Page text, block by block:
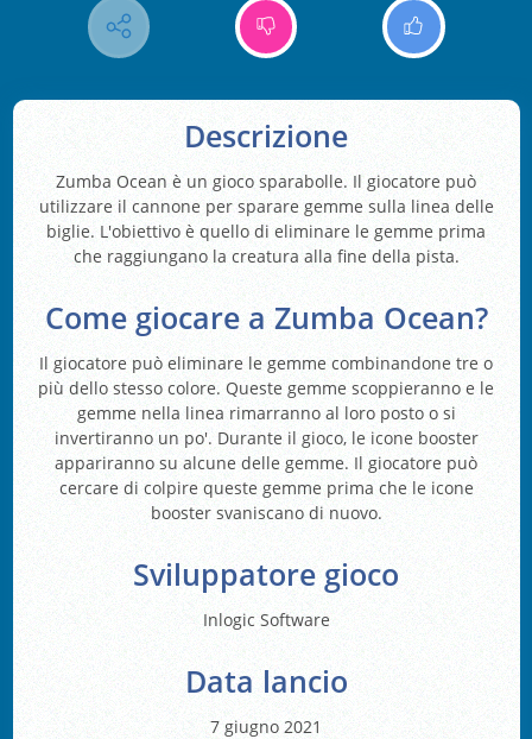
Descrizione
Zumba Ocean è un gioco sparabolle. Il giocatore può
utilizzare il cannone per sparare gemme sulla linea delle
biglie. L'obiettivo è quello di eliminare le gemme prima
che raggiungano la creatura alla fine della pista.
Come giocare a Zumba Ocean?
Il giocatore può eliminare le gemme combinandone tre o
più dello stesso colore. Queste gemme scoppieranno e le
gemme nella linea rimarranno al loro posto o si
invertiranno un po'. Durante il gioco, le icone booster
appariranno su alcune delle gemme. Il giocatore può
cercare di colpire queste gemme prima che le icone
booster svaniscano di nuovo.
Sviluppatore gioco
Inlogic Software
Data lancio
7 giugno 2021